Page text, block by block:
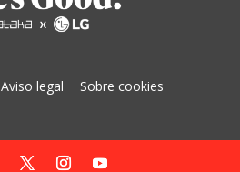
Aviso legal Sobre cookies